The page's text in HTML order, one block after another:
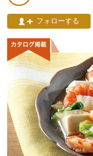
フォローする